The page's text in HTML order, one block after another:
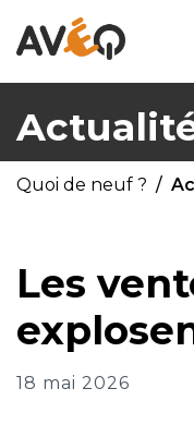
Quoi de neuf ?
Les
18 mai 2026